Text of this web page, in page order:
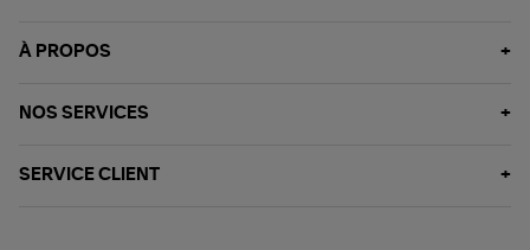
À PROPOS
NOS SERVICES
SERVICE CLIENT